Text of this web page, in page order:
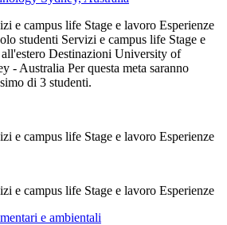
e campus life Stage e lavoro Esperienze
studenti Servizi e campus life Stage e
Destinazioni University of
- Australia Per questa meta saranno
di 3 studenti.
e campus life Stage e lavoro Esperienze
e campus life Stage e lavoro Esperienze
e ambientali